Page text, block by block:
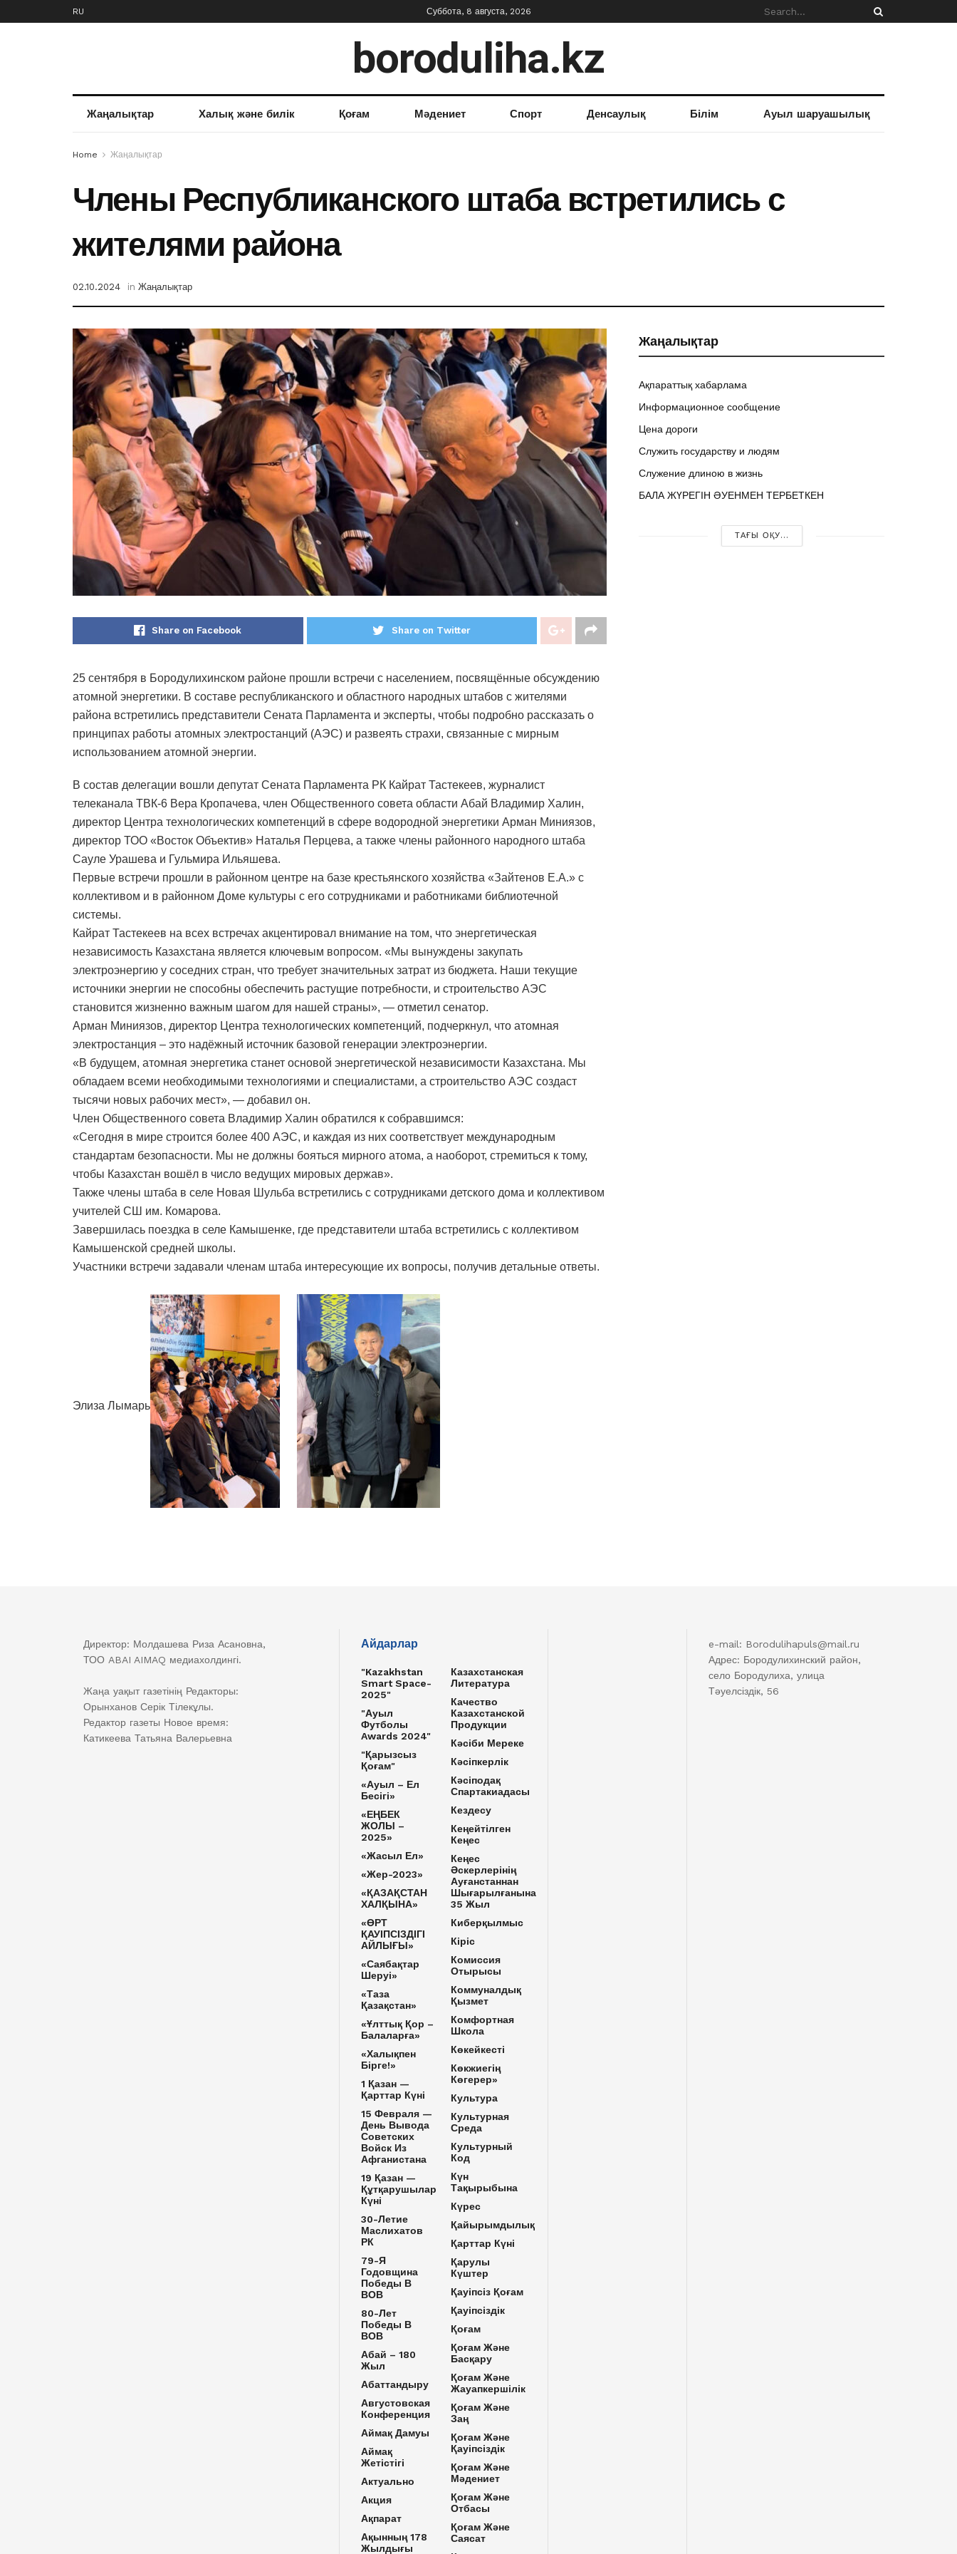
RU Суббота, 8 августа, 2026
boroduliha.kz
Жаңалықтар Халық және билік Қоғам Мәдениет Спорт Денсаулық Білім Ауыл шаруашылық
Home Жаңалықтар
Члены Республиканского штаба встретились с
жителями района
02.10.2024 in Жаңалықтар
Share on Facebook Share on Twitter
25 сентября в Бородулихинском районе прошли встречи с населением, посвящённые обсуждению
атомной энергетики. В составе республиканского и областного народных штабов с жителями
района встретились представители Сената Парламента и эксперты, чтобы подробно рассказать о
принципах работы атомных электростанций (АЭС) и развеять страхи, связанные с мирным
использованием атомной энергии.
В состав делегации вошли депутат Сената Парламента РК Кайрат Тастекеев, журналист
телеканала ТВК-6 Вера Кропачева, член Общественного совета области Абай Владимир Халин,
директор Центра технологических компетенций в сфере водородной энергетики Арман Миниязов,
директор ТОО «Восток Объектив» Наталья Перцева, а также члены районного народного штаба
Сауле Урашева и Гульмира Ильяшева.
Первые встречи прошли в районном центре на базе крестьянского хозяйства «Зайтенов Е.А.» с
коллективом и в районном Доме культуры с его сотрудниками и работниками библиотечной
системы.
Кайрат Тастекеев на всех встречах акцентировал внимание на том, что энергетическая
независимость Казахстана является ключевым вопросом. «Мы вынуждены закупать
электроэнергию у соседних стран, что требует значительных затрат из бюджета. Наши текущие
источники энергии не способны обеспечить растущие потребности, и строительство АЭС
становится жизненно важным шагом для нашей страны», — отметил сенатор.
Арман Миниязов, директор Центра технологических компетенций, подчеркнул, что атомная
электростанция – это надёжный источник базовой генерации электроэнергии.
«В будущем, атомная энергетика станет основой энергетической независимости Казахстана. Мы
обладаем всеми необходимыми технологиями и специалистами, а строительство АЭС создаст
тысячи новых рабочих мест», — добавил он.
Член Общественного совета Владимир Халин обратился к собравшимся:
«Сегодня в мире строится более 400 АЭС, и каждая из них соответствует международным
стандартам безопасности. Мы не должны бояться мирного атома, а наоборот, стремиться к тому,
чтобы Казахстан вошёл в число ведущих мировых держав».
Также члены штаба в селе Новая Шульба встретились с сотрудниками детского дома и коллективом
учителей СШ им. Комарова.
Завершилась поездка в селе Камышенке, где представители штаба встретились с коллективом
Камышенской средней школы.
Участники встречи задавали членам штаба интересующие их вопросы, получив детальные ответы.
Элиза Лымарь
Жаңалықтар
Ақпараттық хабарлама
Информационное сообщение
Цена дороги
Служить государству и людям
Служение длиною в жизнь
БАЛА ЖҮРЕГІН ӘУЕНМЕН ТЕРБЕТКЕН
ТАҒЫ ОҚУ...
Директор: Молдашева Риза Асановна,
ТОО ABAI AIMAQ медиахолдингі.
Жаңа уақыт газетінің Редакторы:
Орынханов Серік Тілекұлы.
Редактор газеты Новое время:
Катикеева Татьяна Валерьевна
Айдарлар
"Kazakhstan
Smart Space-
2025"
"Ауыл
Футболы
Awards 2024"
"Қарызсыз
Қоғам"
«Ауыл – Ел
Бесігі»
«ЕҢБЕК
ЖОЛЫ –
2025»
«Жасыл Ел»
«Жер-2023»
«ҚАЗАҚСТАН
ХАЛҚЫНА»
«ӨРТ
ҚАУІПСІЗДІГІ
АЙЛЫҒЫ»
«Саябақтар
Шеруі»
«Таза
Қазақстан»
«Ұлттық Қор –
Балаларға»
«Халықпен
Бірге!»
1 Қазан —
Қарттар Күні
15 Февраля —
День Вывода
Советских
Войск Из
Афганистана
19 Қазан —
Құтқарушылар
Күні
30-Летие
Маслихатов
РК
79-Я
Годовщина
Победы В
ВОВ
80-Лет
Победы В
ВОВ
Абай – 180
Жыл
Абаттандыру
Августовская
Конференция
Аймақ Дамуы
Аймақ
Жетістігі
Актуально
Акция
Ақпарат
Ақынның 178
Жылдығы
Казахстанская
Литература
Качество
Казахстанской
Продукции
Кәсіби Мереке
Кәсіпкерлік
Кәсіподақ
Спартакиадасы
Кездесу
Кеңейтілген
Кеңес
Кеңес
Әскерлерінің
Ауғанстаннан
Шығарылғанына
35 Жыл
Киберқылмыс
Кіріс
Комиссия
Отырысы
Коммуналдық
Қызмет
Комфортная
Школа
Көкейкесті
Көкжиегің
Көгерер»
Культура
Культурная
Среда
Культурный
Код
Күн
Тақырыбына
Күрес
Қайырымдылық
Қарттар Күні
Қарулы
Күштер
Қауіпсіз Қоғам
Қауіпсіздік
Қоғам
Қоғам Және
Басқару
Қоғам Және
Жауапкершілік
Қоғам Және
Заң
Қоғам Және
Қауіпсіздік
Қоғам Және
Мәдениет
Қоғам Және
Отбасы
Қоғам Және
Саясат
e-mail: Borodulihapuls@mail.ru
Адрес: Бородулихинский район,
село Бородулиха, улица
Тәуелсіздік, 56